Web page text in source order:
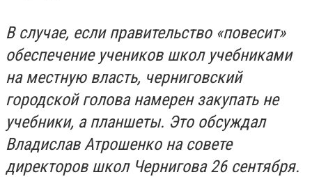
В случае, если правительство «повесит»
обеспечение учеников школ учебниками
на местную власть, черниговский
городской голова намерен закупать не
учебники, а планшеты. Это обсуждал
Владислав Атрошенко на совете
директоров школ Чернигова 26 сентября.